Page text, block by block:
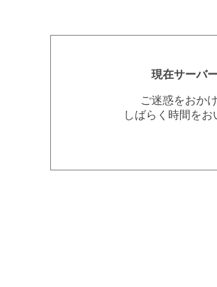
現在サーバ
ご迷惑をおか
しばらく時間を